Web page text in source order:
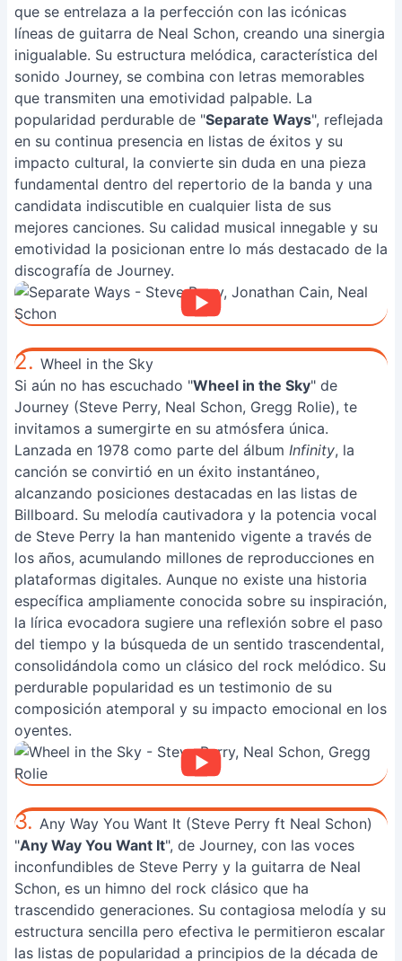
que se entrelaza a la perfección con las icónicas
líneas de guitarra de Neal Schon, creando una sinergia
inigualable. Su estructura melódica, característica del
sonido Journey, se combina con letras memorables
que transmiten una emotividad palpable. La
popularidad perdurable de "Separate Ways", reflejada
en su continua presencia en listas de éxitos y su
impacto cultural, la convierte sin duda en una pieza
fundamental dentro del repertorio de la banda y una
candidata indiscutible en cualquier lista de sus
mejores canciones. Su calidad musical innegable y su
emotividad la posicionan entre lo más destacado de la
discografía de Journey.
2. Wheel in the Sky
Si aún no has escuchado "Wheel in the Sky" de
Journey (Steve Perry, Neal Schon, Gregg Rolie), te
invitamos a sumergirte en su atmósfera única.
Lanzada en 1978 como parte del álbum Infinity, la
canción se convirtió en un éxito instantáneo,
alcanzando posiciones destacadas en las listas de
Billboard. Su melodía cautivadora y la potencia vocal
de Steve Perry la han mantenido vigente a través de
los años, acumulando millones de reproducciones en
plataformas digitales. Aunque no existe una historia
específica ampliamente conocida sobre su inspiración,
la lírica evocadora sugiere una reflexión sobre el paso
del tiempo y la búsqueda de un sentido trascendental,
consolidándola como un clásico del rock melódico. Su
perdurable popularidad es un testimonio de su
composición atemporal y su impacto emocional en los
oyentes.
3. Any Way You Want It (Steve Perry ft Neal Schon)
"Any Way You Want It", de Journey, con las voces
inconfundibles de Steve Perry y la guitarra de Neal
Schon, es un himno del rock clásico que ha
trascendido generaciones. Su contagiosa melodía y su
estructura sencilla pero efectiva le permitieron escalar
las listas de popularidad a principios de la década de